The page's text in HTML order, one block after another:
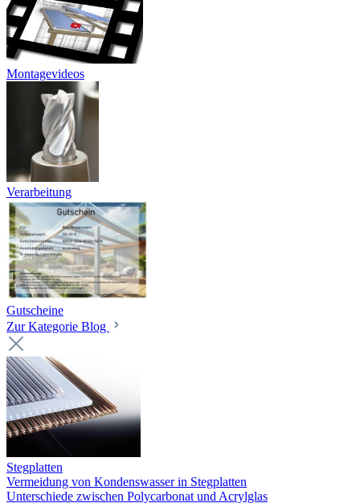
Montagevideos
Verarbeitung
Gutscheine
Zur Kategorie Blog
Stegplatten
Vermeidung von Kondenswasser in Stegplatten
Unterschiede zwischen Polycarbonat und Acrylglas